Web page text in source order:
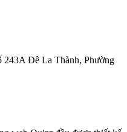
243A Đê La Thành, Phường